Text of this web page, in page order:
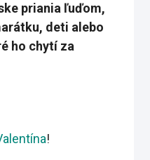
priania ľuďom,
deti alebo
ho chytí za
!